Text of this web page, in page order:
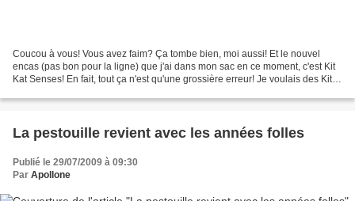
Coucou à vous! Vous avez faim? Ça tombe bien, moi aussi! Et le nouvel
encas (pas bon pour la ligne) que j'ai dans mon sac en ce moment, c'est Kit
Kat Senses! En fait, tout ça n'est qu'une grossière erreur! Je voulais des Kit
La pestouille revient avec les années folles
Publié le 29/07/2009 à 09:30
Par Apollone